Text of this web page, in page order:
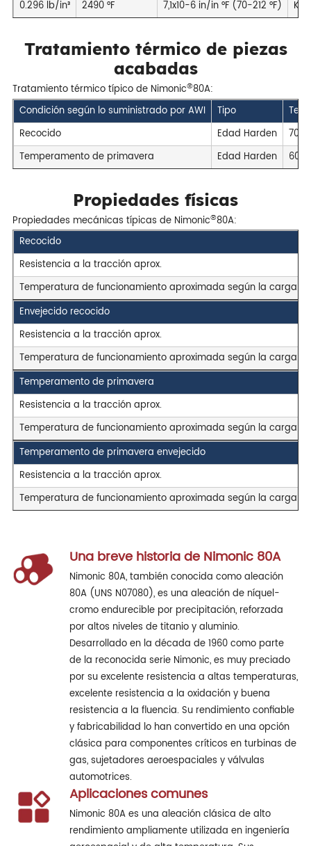
0.296 lb/in³ 2490 °F 7,1x10-6 in/in °F (70-212 °F) Ksi
Tratamiento térmico de piezas
acabadas
Tratamiento térmico típico de Nimonic®80A:
Condición según lo suministrado por AWI
Tipo
Recocido
Edad Harden
700
Temperamento de primavera
Edad Harden 600
Propiedades físicas
Propiedades mecánicas típicas de Nimonic®80A:
Recocido
Resistencia a la tracción aprox.
Temperatura de funcionamiento aproximada según la carga **
Envejecido recocido
Resistencia a la tracción aprox.
Temperatura de funcionamiento aproximada según la carga **
Temperamento de primavera
Resistencia a la tracción aprox.
Temperatura de funcionamiento aproximada según la carga **
Temperamento de primavera envejecido
Resistencia a la tracción aprox.
Temperatura de funcionamiento aproximada según la carga **
Una breve historia de Nimonic 80A
Nimonic 80A, también conocida como aleación
80A (UNS N07080), es una aleación de níquel-
cromo endurecible por precipitación, reforzada
por altos niveles de titanio y aluminio.
Desarrollado en la década de 1960 como parte
de la reconocida serie Nimonic, es muy preciado
por su excelente resistencia a altas temperaturas,
excelente resistencia a la oxidación y buena
resistencia a la fluencia. Su rendimiento confiable
y fabricabilidad lo han convertido en una opción
clásica para componentes críticos en turbinas de
gas, sujetadores aeroespaciales y válvulas
automotrices.
Aplicaciones comunes
Nimonic 80A es una aleación clásica de alto
rendimiento ampliamente utilizada en ingeniería